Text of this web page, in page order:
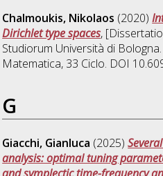
Chalmoukis, Nikolaos (2020)
Dirichlet type spaces,
Studiorum Università di
Matematica, 33 Ciclo. DOI
G
Giacchi, Gianluca (2025)
analysis: optimal tuning